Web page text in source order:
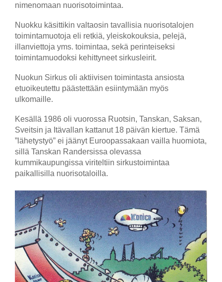
nimenomaan nuorisotoimintaa.
Nuokku käsittikin valtaosin tavallisia nuorisotalojen
toimintamuotoja eli retkiä, yleiskokouksia, pelejä,
illanviettoja yms. toimintaa, sekä perinteiseksi
toimintamuodoksi kehittyneet sirkusleirit.
Nuokun Sirkus oli aktiivisen toimintasta ansiosta
etuoikeutettu päästettään esiintymään myös
ulkomaille.
Kesällä 1986 oli vuorossa Ruotsin, Tanskan, Saksan,
Sveitsin ja Itävallan kattanut 18 päivän kiertue. Tämä
”lähetystyö” ei jäänyt Euroopassakaan vailla huomiota,
sillä Tanskan Randersissa olevassa
kummikaupungissa viriteltiin sirkustoimintaa
paikallisilla nuorisotaloilla.